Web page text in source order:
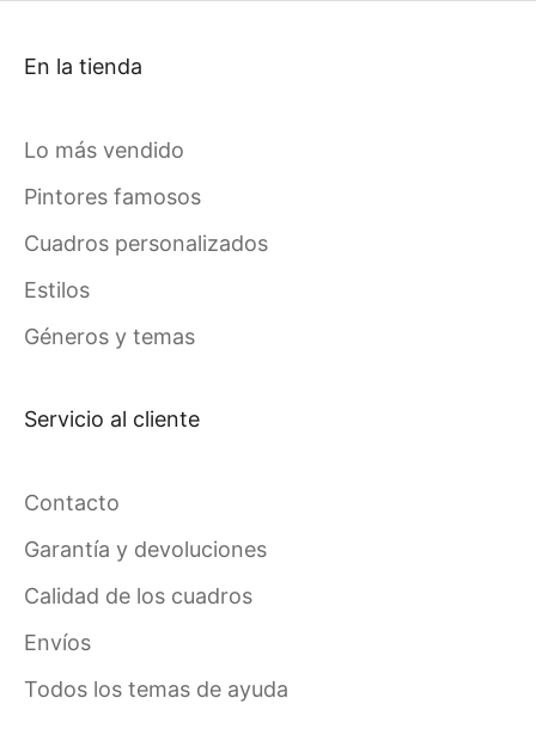
En la tienda
Lo más vendido
Pintores famosos
Cuadros personalizados
Estilos
Géneros y temas
Servicio al cliente
Contacto
Garantía y devoluciones
Calidad de los cuadros
Envíos
Todos los temas de ayuda